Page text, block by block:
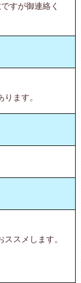
すが御連絡く
ます。
スメします。